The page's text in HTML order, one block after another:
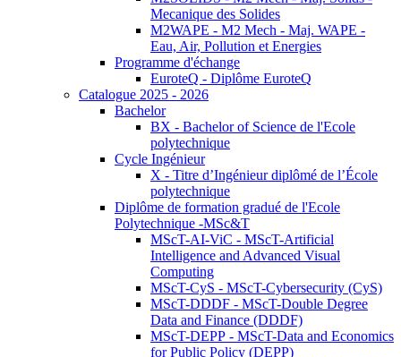
Mecanique des Solides
M2WAPE - M2 Mech - Maj. WAPE -
Eau, Air, Pollution et Energies
Programme d'échange
EuroteQ - Diplôme EuroteQ
Catalogue 2025 - 2026
Bachelor
BX - Bachelor of Science de l'Ecole
polytechnique
Cycle Ingénieur
X - Titre d’Ingénieur diplômé de l’École
polytechnique
Diplôme de formation gradué de l'Ecole
Polytechnique -MSc&T
MScT-AI-ViC - MScT-Artificial
Intelligence and Advanced Visual
Computing
MScT-CyS - MScT-Cybersecurity (CyS)
MScT-DDDF - MScT-Double Degree
Data and Finance (DDDF)
MScT-DEPP - MScT-Data and Economics
for Public Policy (DEPP)